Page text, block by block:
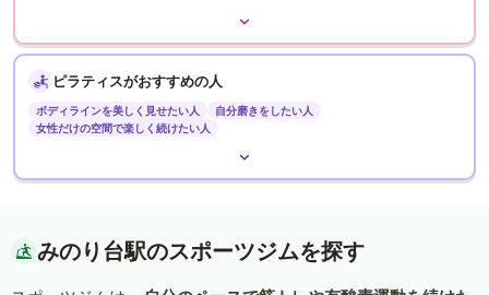
ピラティスがおすすめの人
ボディラインを美しく見せたい人
自分磨きをしたい人
女性だけの空間で楽しく続けたい人
みのり台駅のスポーツジムを探す